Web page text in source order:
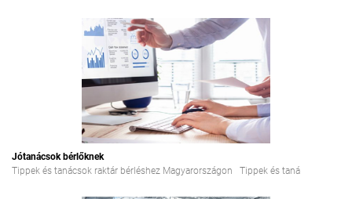
Jótanácsok bérlőknek
Tippek és tanácsok raktár bérléshez Magyarországon Tippek és taná